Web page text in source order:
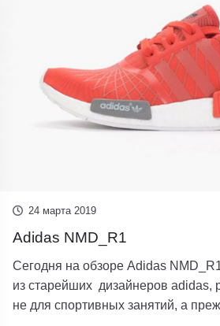
24 марта 2019
Adidas NMD_R1
Сегодня на обзоре Adidas
из старейших дизайнеров adidas,
не для спортивных занятий, а